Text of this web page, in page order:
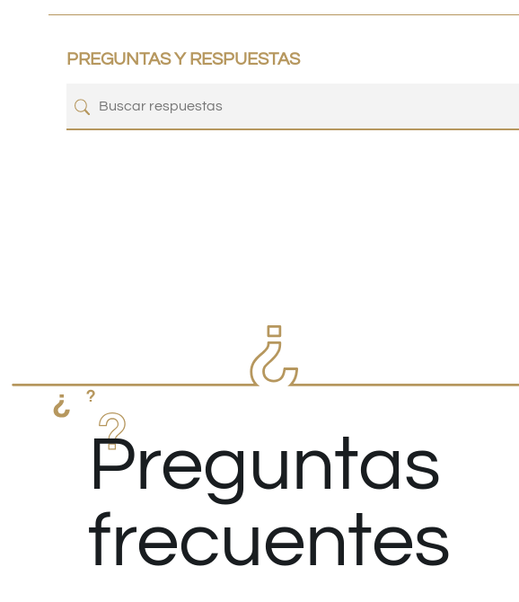
PREGUNTAS Y RESPUESTAS
Preguntas
frecuentes